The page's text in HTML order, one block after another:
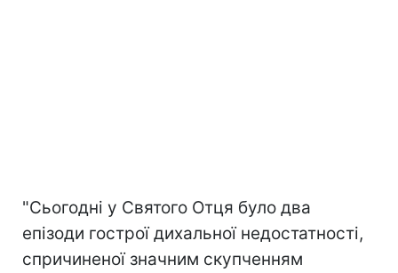
"Сьогодні у Святого Отця було два
епізоди гострої дихальної недостатності,
спричиненої значним скупченням